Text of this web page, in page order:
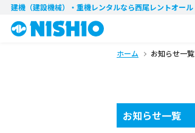
建機（建設機械）・重機レンタルなら西尾レントオール
ホーム お知らせ一覧
お知らせ一覧